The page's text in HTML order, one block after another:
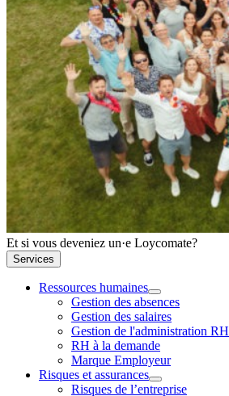
Et si vous deveniez un·e Loycomate?
Services
Ressources humaines
Gestion des absences
Gestion des salaires
Gestion de l'administration RH
RH à la demande
Marque Employeur
Risques et assurances
Risques de l’entreprise